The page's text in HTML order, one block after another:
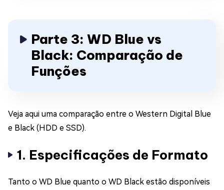
Parte 3: WD Blue vs
Black: Comparação de
Funções
Veja aqui uma comparação entre o Western Digital Blue
e Black (HDD e SSD).
1. Especificações de Formato
Tanto o WD Blue quanto o WD Black estão disponíveis